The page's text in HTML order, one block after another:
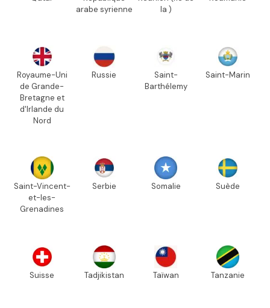
arabe syrienne
la )
Royaume-Uni
de Grande-
Bretagne et
d'Irlande du
Nord
Russie
Saint-
Barthélemy
Saint-Marin
Saint-Vincent-
et-les-
Grenadines
Serbie Somalie Suède
Suisse Tadjikistan Taïwan Tanzanie